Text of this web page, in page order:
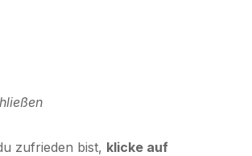
zufrieden bist, klicke auf